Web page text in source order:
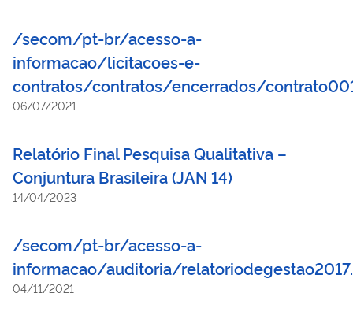
/secom/pt-br/acesso-a-
informacao/licitacoes-e-
contratos/contratos/encerrados/
06/07/2021
Relatório Final Pesquisa Qualitativa –
Conjuntura Brasileira (JAN 14)
14/04/2023
/secom/pt-br/acesso-a-
informacao/auditoria/
04/11/2021